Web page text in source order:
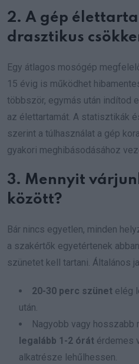
2. A gép
drasztikus
Egy átlagos mosógép
15 évig is működhet
többször, egymás után indítod
az élettartamát. A statisztikák
szerint a túlhasználat a gép
gyakori meghibásodásához
3. Mennyit
között?
Bár nincs egyetlen, minden
a szakértők egyetértenek
szünetet kell tartani. Általános
20-30 perc szünet elég
után.
Nagyobb vagy
legalább 1-2 órát érdemes
alkatrésze lehűlhessen.